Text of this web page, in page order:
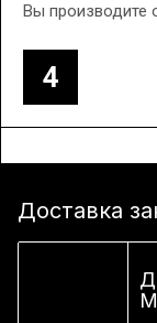
4
Вы
Доставка